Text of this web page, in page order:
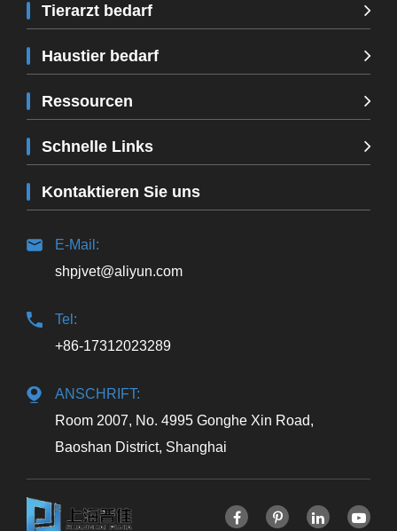
Tierarzt bedarf
Haustier bedarf
Ressourcen
Schnelle Links
Kontaktieren Sie uns
E-Mail:
shpjvet@aliyun.com
Tel:
+86-17312023289
ANSCHRIFT:
Room 2007, No. 4995 Gonghe Xin Road,
Baoshan District, Shanghai